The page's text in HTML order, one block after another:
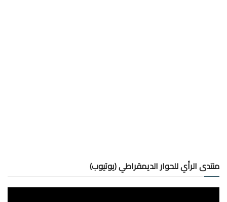
منتدى الرأي للحوار الديمقراطي (يوتيوب)